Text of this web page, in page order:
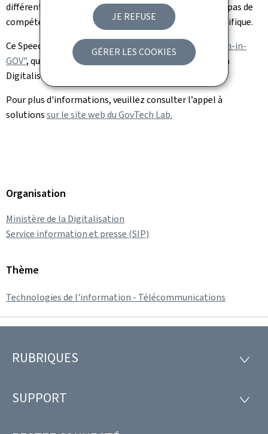
JE REFUSE
GÉRER LES COOKIES
différents lecteurs d'écran existants et ne nécessitera pas de
compétences techniques avancées ou de matériel spécifique.
Ce SpeedUP est un projet issu de l’appel à projets "Tech-in-
GOV", qui est lancé annuellement par le ministère de la
Digitalisation.
Pour plus d'informations, veuillez consulter l’appel à
solutionssur le site web du GovTech Lab.
Organisation
Ministère de la Digitalisation
Service information et presse (SIP)
Thème
Technologies de l'information - Télécommunications
Pied
page
RUBRIQUES
SUPPORT